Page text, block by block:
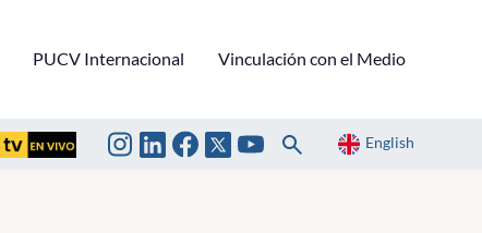
PUCV Internacional Vinculación con el Medio
English